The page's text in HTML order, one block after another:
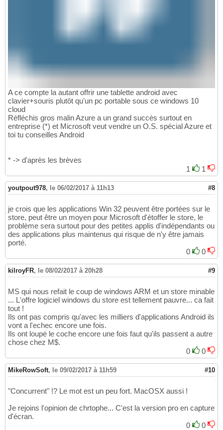
A ce compte la autant offrir une tablette android avec
clavier+souris plutôt qu'un pc portable sous ce windows 10
cloud
Réfléchis gros malin Azure a un grand succès surtout en
entreprise (*) et Microsoft veut vendre un O.S. spécial Azure et
toi tu conseilles Android
* -> d'après les brèves
1
1
youtpout978, le 06/02/2017 à 11h13 #8
je crois que les applications Win 32 peuvent être portées sur le
store, peut être un moyen pour Microsoft d'étoffer le store, le
problème sera surtout pour des petites applis d'indépendants ou
des applications plus maintenus qui risque de n'y être jamais
porté.
0
0
kilroyFR, le 08/02/2017 à 20h28 #9
MS qui nous refait le coup de windows ARM et un store minable
... L'offre logiciel windows du store est tellement pauvre... ca fait
tout !
Ils ont pas compris qu'avec les milliers d'applications Android ils
vont a l'echec encore une fois.
Ils ont loupé le coche encore une fois faut qu'ils passent a autre
chose chez M$.
0
0
MikeRowSoft, le 09/02/2017 à 11h59 #10
"Concurrent" !? Le mot est un peu fort. MacOSX aussi !
Je rejoins l'opinion de chrtophe... C'est la version pro en capture
d'écran.
0
0